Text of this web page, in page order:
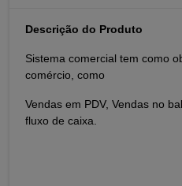
Descrição do Produto
Sistema comercial tem como
comércio, como
Vendas em PDV, Vendas no
fluxo de caixa.